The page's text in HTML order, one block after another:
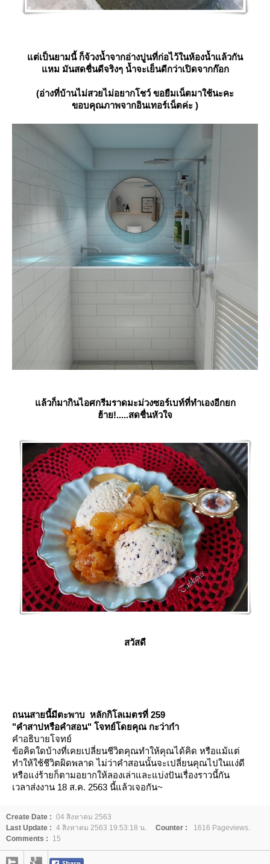
ต่เป็นยามนี้ ก็จ้วงน้ำจากอ่างปูนที่ก่อไว้ในห้องน้ำแล้วกัน
หม มันสดชื่นดีจริงๆ น้ำจะเย็นดีกว่าเปิดจากก๊อก
(อ่างที่บ้านไม่สวยไม่อยากโชว์ ขอยืมเน็ตมาใช้นะคะ
ขอบคุณภาพจากอินเทอร์เน็ตค่ะ )
ล้วก็มากินไอศกรีมราดมะม่วงซอร์เบท์ที่ทำเองอีกยก
ฮ้าย!.....สดชื่นหัวใจ
สวัสดี
ถนนสายนี้มีตะพาบ หลักกิโลเมตรที่ 259
"คำสาปหรือคำสอน" โจทย์โดยคุณ กะว่าก๋า
คำอธิบายโจทย์
ข้อคิดใดบ้างที่เคยเปลี่ยนชีวิตคุณทำให้คุณได้คิด หรือแม้แต่
ทำให้ใช้ชีวิตผิดพลาด ไม่ว่าคำสอนนั้นจะเปลี่ยนคุณไปในแง่ดี
หรือแง่ร้ายก็ตามอยากให้ลองเล่าและแบ่งปันเรื่องราวนี้กัน
เวลาส่งงาน 18 ส.ค. 2563 นี้แล้วเจอกัน~
Create Date : 04 สิงหาคม 2563
Last Update : 4 สิงหาคม 2563 19:53:18 น. Counter :
1616 Pageviews.
Comments :
15